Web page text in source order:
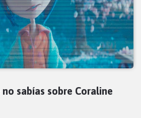
sabías sobre Coraline